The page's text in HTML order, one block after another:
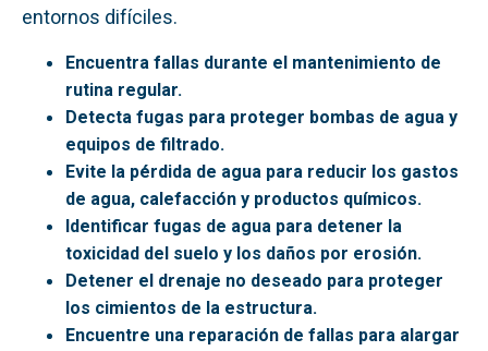
entornos difíciles.
Encuentra fallas durante el mantenimiento de
rutina regular.
Detecta fugas para proteger bombas de agua y
equipos de filtrado.
Evite la pérdida de agua para reducir los gastos
de agua, calefacción y productos químicos.
Identificar fugas de agua para detener la
toxicidad del suelo y los daños por erosión.
Detener el drenaje no deseado para proteger
los cimientos de la estructura.
Encuentre una reparación de fallas para alargar